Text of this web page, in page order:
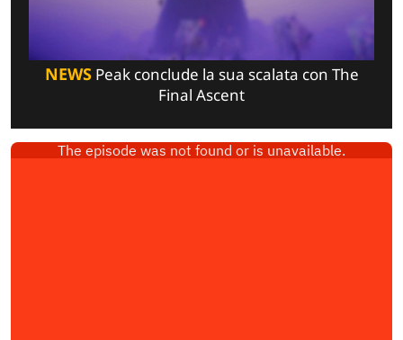
NEWSPeak conclude la sua scalata con The
Final Ascent